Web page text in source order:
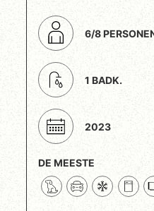
6/8
1 BADK.
2023
DE MEESTE